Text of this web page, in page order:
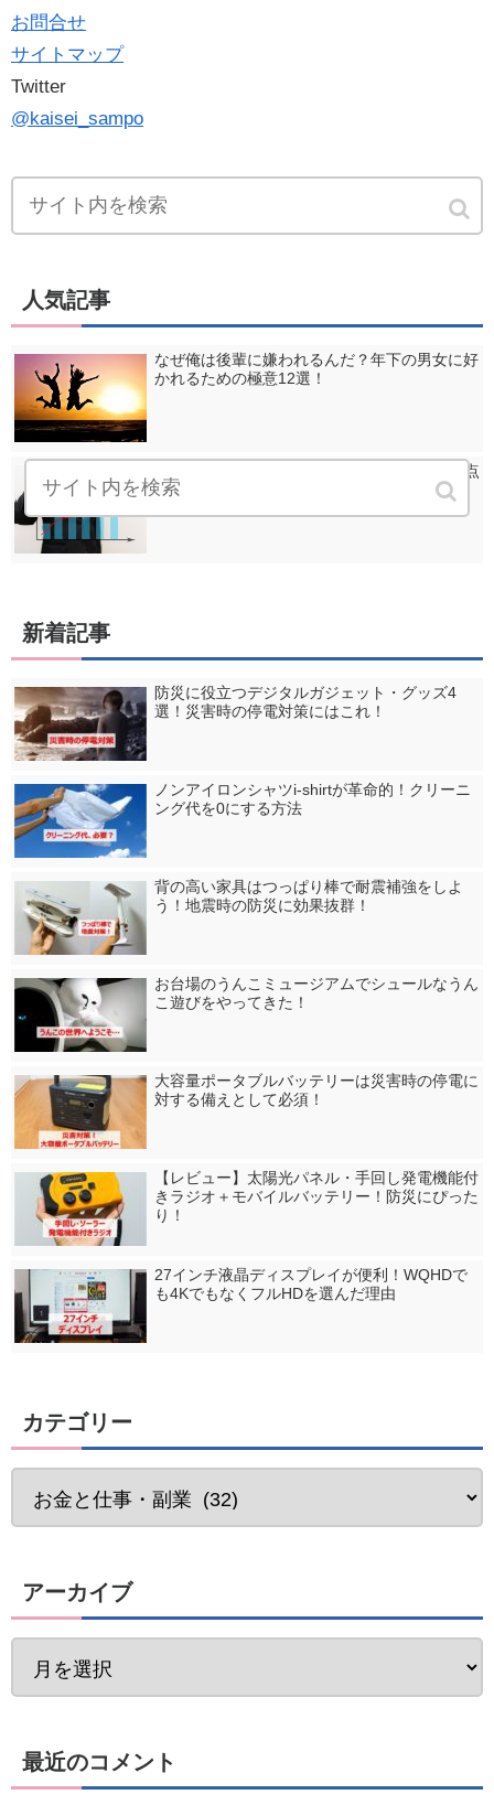
お問合せ
サイトマップ
Twitter
@kaisei_sampo
人気記事
なぜ俺は後輩に嫌われるんだ？年下の男女に好
かれるための極意12選！
TOEICの配点は？何問正解で何点になる？素点
とスコアの関係・換算を調査
新着記事
防災に役立つデジタルガジェット・グッズ4
選！災害時の停電対策にはこれ！
ノンアイロンシャツi-shirtが革命的！クリーニ
ング代を0にする方法
背の高い家具はつっぱり棒で耐震補強をしよ
う！地震時の防災に効果抜群！
お台場のうんこミュージアムでシュールなうん
こ遊びをやってきた！
大容量ポータブルバッテリーは災害時の停電に
対する備えとして必須！
【レビュー】太陽光パネル・手回し発電機能付
きラジオ＋モバイルバッテリー！防災にぴった
り！
27インチ液晶ディスプレイが便利！WQHDで
も4KでもなくフルHDを選んだ理由
カテゴリー
アーカイブ
最近のコメント